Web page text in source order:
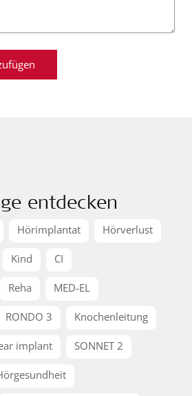
entdecken
Hörimplantat Hörverlust
Kind CI
Reha MED-EL
RONDO 3 Knochenleitung
implant SONNET 2